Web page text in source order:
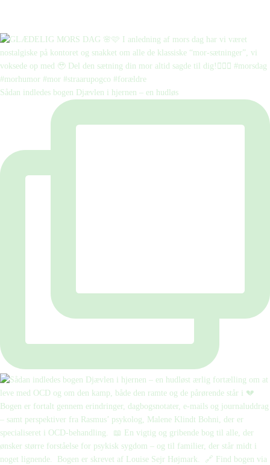
Sådan indledes bogen Djævlen i hjernen – en hudløs